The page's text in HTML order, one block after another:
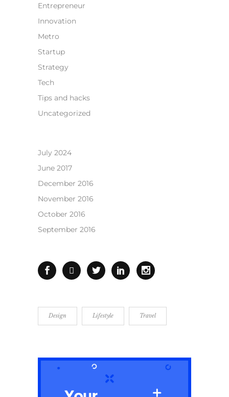
Entrepreneur
Innovation
Metro
Startup
Strategy
Tech
Tips and hacks
Uncategorized
July 2024
June 2017
December 2016
November 2016
October 2016
September 2016
Design Lifestyle Travel